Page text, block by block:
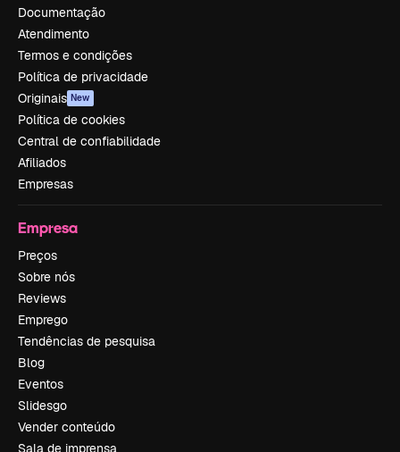
Documentação
Atendimento
Termos e condições
Política de privacidade
Originais New
Política de cookies
Central de confiabilidade
Afiliados
Empresas
Empresa
Preços
Sobre nós
Reviews
Emprego
Tendências de pesquisa
Blog
Eventos
Slidesgo
Vender conteúdo
Sala de imprensa